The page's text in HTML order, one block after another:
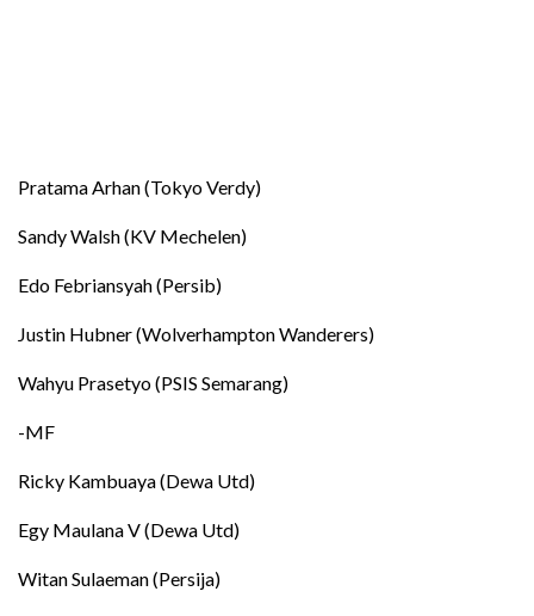
Pratama Arhan (Tokyo Verdy)
Sandy Walsh (KV Mechelen)
Edo Febriansyah (Persib)
Justin Hubner (Wolverhampton Wanderers)
Wahyu Prasetyo (PSIS Semarang)
-MF
Ricky Kambuaya (Dewa Utd)
Egy Maulana V (Dewa Utd)
Witan Sulaeman (Persija)